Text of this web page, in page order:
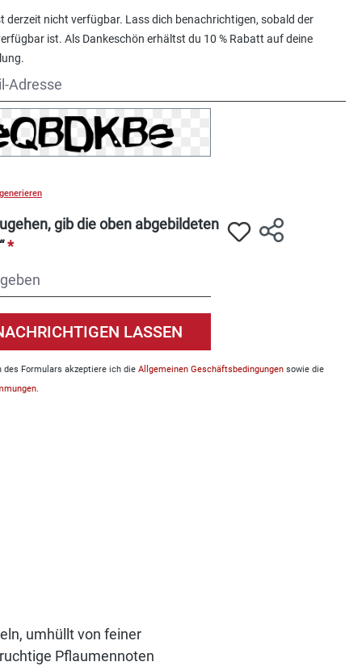
derzeit nicht verfügbar. Lass dich benachrichtigen, sobald der
ist. Als Dankeschön erhältst du 10 % Rabatt auf deine
Adresse
gib die oben abgebildeten
*
LASSEN
des Formulars akzeptiere ich die Allgemeinen Geschäftsbedingungen sowie die
.
umhüllt von feiner
Pflaumennoten